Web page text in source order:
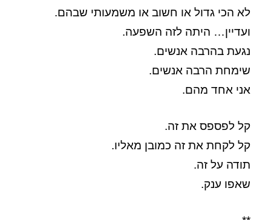
לא הכי גדול או חשוב או משמעותי שבהם.
ועדיין… היתה לזה השפעה.
נגעת בהרבה אנשים.
שימחת הרבה אנשים.
אני אחד מהם.
קל לפספס את זה.
קל לקחת את זה כמובן מאליו.
תודה על זה.
שאפו ענק.